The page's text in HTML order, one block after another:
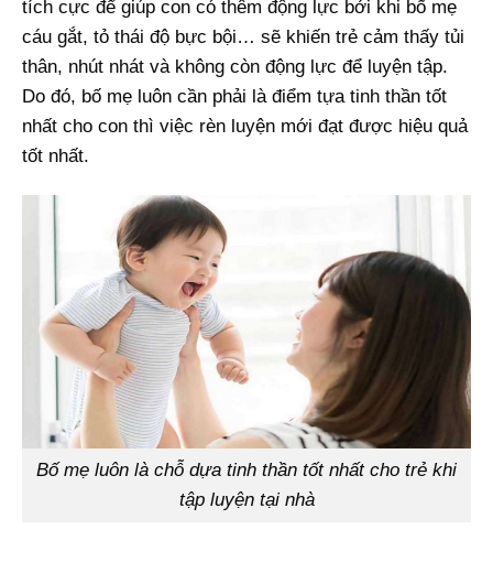
tích cực để giúp con có thêm động lực bởi khi bố mẹ
cáu gắt, tỏ thái độ bực bội… sẽ khiến trẻ cảm thấy tủi
thân, nhút nhát và không còn động lực để luyện tập.
Do đó, bố mẹ luôn cần phải là điểm tựa tinh thần tốt
nhất cho con thì việc rèn luyện mới đạt được hiệu quả
tốt nhất.
Bố mẹ luôn là chỗ dựa tinh thần tốt nhất cho trẻ khi
tập luyện tại nhà